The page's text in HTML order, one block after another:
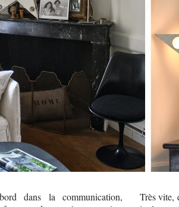
dans la communication,
Très vite,